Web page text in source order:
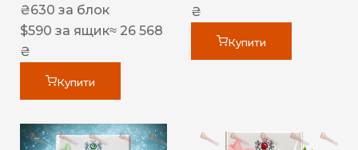
₴630 за блок
$590 за ящик≈ 26 568
₴
Купити
₴
Купити